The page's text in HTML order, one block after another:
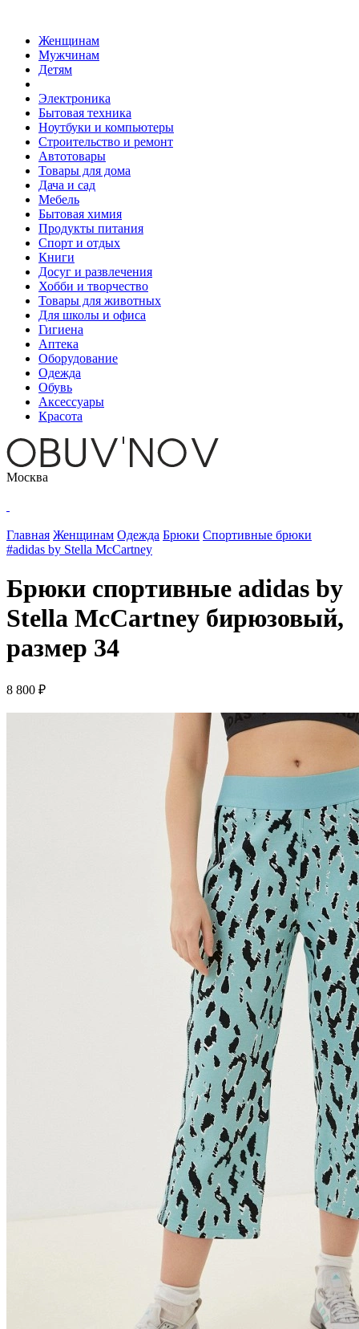
Женщинам
Мужчинам
Детям
Электроника
Бытовая техника
Ноутбуки и компьютеры
Строительство и ремонт
Автотовары
Товары для дома
Дача и сад
Мебель
Бытовая химия
Продукты питания
Спорт и отдых
Книги
Досуг и развлечения
Хобби и творчество
Товары для животных
Для школы и офиса
Гигиена
Аптека
Оборудование
Одежда
Обувь
Аксессуары
Красота
Москва
Главная Женщинам Одежда Брюки Спортивные брюки
#adidas by Stella McCartney
Брюки спортивные adidas by
Stella McCartney бирюзовый,
размер 34
8 800 ₽